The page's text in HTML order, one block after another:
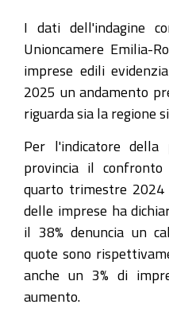
I dati dell'indagine
Unioncamere Emilia-
imprese edili
2025 un andamento
riguarda sia la regione
Per l'indicatore della
provincia il
quarto trimestre 2024
delle imprese ha
il 38% denuncia un
quote sono
anche un 3% di
aumento.